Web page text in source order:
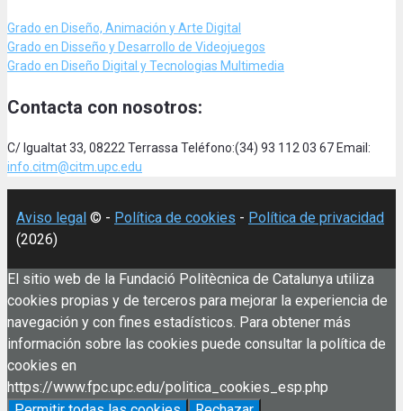
Grado en Diseño, Animación y Arte Digital
Grado en Disseño y Desarrollo de Videojuegos
Grado en Diseño Digital y Tecnologias Multimedia
Contacta con nosotros:
C/ Igualtat 33, 08222 Terrassa Teléfono:(34) 93 112 03 67 Email:
info.citm@citm.upc.edu
Aviso legal © - Política de cookies - Política de privacidad
(2026)
El sitio web de la Fundació Politècnica de Catalunya utiliza
cookies propias y de terceros para mejorar la experiencia de
navegación y con fines estadísticos. Para obtener más
información sobre las cookies puede consultar la política de
cookies en
https://www.fpc.upc.edu/politica_cookies_esp.php